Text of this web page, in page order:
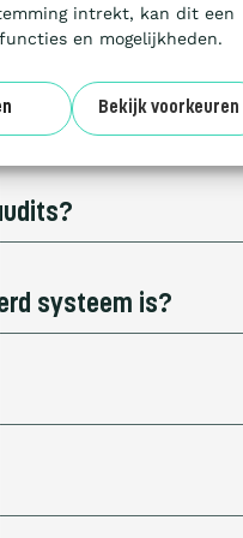
intrekt, kan dit een
en mogelijkheden.
Bekijk voorkeuren
systeem is?